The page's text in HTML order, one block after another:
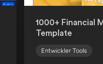
1000+ Financial
Template
Entwickler Tools